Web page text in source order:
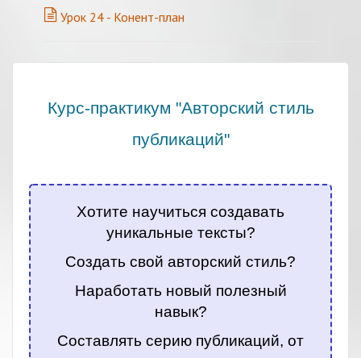
Урок 24 - Конент-план
Курс-практикум "Авторский стиль
публикаций"
Хотите научиться создавать
уникальные тексты?
Создать свой авторский стиль?
Наработать новый полезный
навык?
Составлять серию публикаций, от